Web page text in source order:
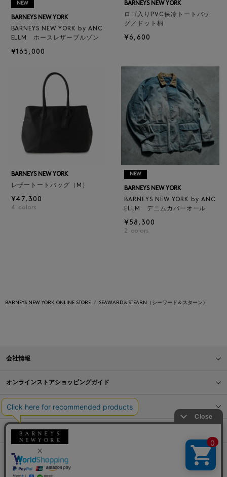
NEW
BARNEYS NEW YORK
BARNEYS NEW YORK by ANC
ELLM ホースレザーブルゾン
¥165,000
BARNEYS NEW YORK
ロゴ入りPVC保冷トートバッ
グ／ドット柄
¥6,600
BARNEYS NEW YORK
レザートートバッグ（M）
¥47,300
4 colors
NEW
BARNEYS NEW YORK
BARNEYS NEW YORK by ANC
ELLM デニムカバーオール
¥58,300
2 colors
BARNEYS NEW YORK ONLINE STORE SEAWARD＆STEARN（シーワード＆スターン）
会社情報
オンラインストアショッピングガイド
店舗情報
サービス